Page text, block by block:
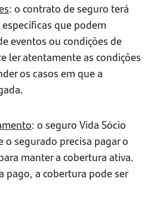
: o contrato de seguro terá
que podem
eventos ou condições de
ler atentamente as condições
os casos em que a
: o seguro Vida Sócio
o segurado precisa pagar o
manter a cobertura ativa.
pago, a cobertura pode ser